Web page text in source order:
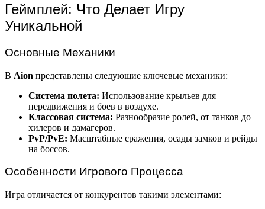
Геймплей: Что Делает Игру
Уникальной
Основные Механики
В Aion представлены следующие ключевые механики:
Система полета: Использование крыльев для
передвижения и боев в воздухе.
Классовая система: Разнообразие ролей, от танков до
хилеров и дамагеров.
PvP/PvE: Масштабные сражения, осады замков и рейды
на боссов.
Особенности Игрового Процесса
Игра отличается от конкурентов такими элементами: